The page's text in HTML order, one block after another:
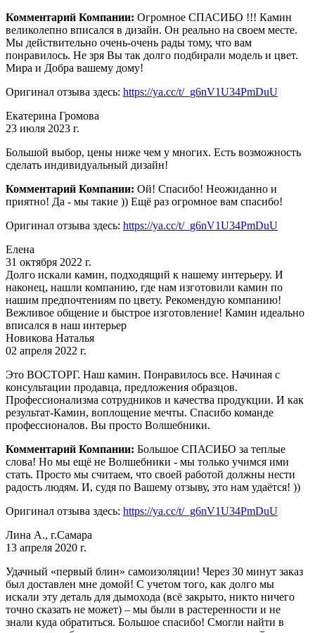
Комментарий Компании: Огромное СПАСИБО !!! Камин
великолепно вписался в дизайн. Он реально на своем месте.
Мы действительно очень-очень рады тому, что вам
понравилось. Не зря Вы так долго подбирали модель и цвет.
Мира и Добра вашему дому!
Оригинал отзыва здесь: https://ya.cc/t/_g6nV1U34PmDuU
Екатерина Громова
23 июля 2023 г.
Большой выбор, цены ниже чем у многих. Есть возможность
сделать индивидуальный дизайн!
Комментарий Компании: Ой! Спасибо! Неожиданно и
приятно! Да - мы такие )) Ещё раз огромное вам спасибо!
Оригинал отзыва здесь: https://ya.cc/t/_g6nV1U34PmDuU
Елена
31 октября 2022 г.
Долго искали камин, подходящий к нашему интерьеру. И
наконец, нашли компанию, где нам изготовили камин по
нашим предпочтениям по цвету. Рекомендую компанию!
Вежливое общение и быстрое изготовление! Камин идеально
вписался в наш интерьер
Новикова Наталья
02 апреля 2022 г.
Это ВОСТОРГ. Наш камин. Понравилось все. Начиная с
консультации продавца, предложения образцов.
Профессионализма сотрудников и качества продукции. И как
результат-Камин, воплощение мечты. Спасибо команде
профессионалов. Вы просто Волшебники.
Комментарий Компании: Большое СПАСИБО за теплые
слова! Но мы ещё не Волшебники - мы только учимся ими
стать. Просто мы считаем, что своей работой должны нести
радость людям. И, судя по Вашему отзыву, это нам удаётся! ))
Оригинал отзыва здесь: https://ya.cc/t/_g6nV1U34PmDuU
Лина А., г.Самара
13 апреля 2020 г.
Удачный «первый блин» самоизоляции! Через 30 минут заказ
был доставлен мне домой! С учетом того, как долго мы
искали эту деталь для дымохода (всё закрыто, никто ничего
точно сказать не может) – мы были в растеренности и не
знали куда обратиться. Большое спасибо! Смогли найти в